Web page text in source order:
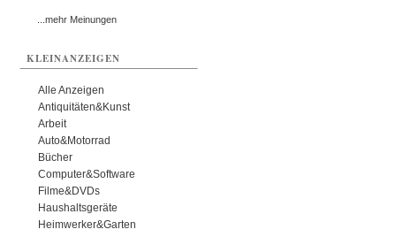
...mehr Meinungen
KLEINANZEIGEN
Alle Anzeigen
Antiquitäten&Kunst
Arbeit
Auto&Motorrad
Bücher
Computer&Software
Filme&DVDs
Haushaltsgeräte
Heimwerker&Garten